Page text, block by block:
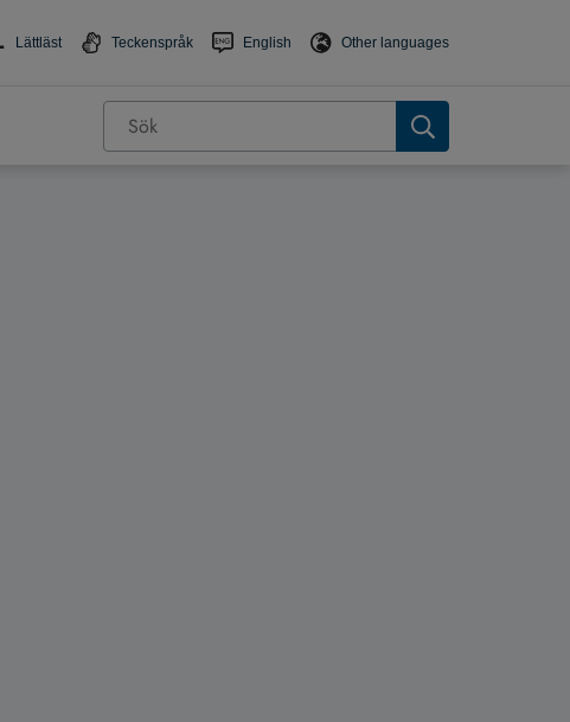
Lättläst Teckenspråk English Other languages